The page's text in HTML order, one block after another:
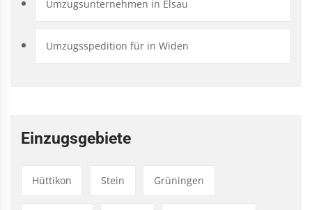
Umzugsunternehmen in Elsau
Umzugsspedition für in Widen
Einzugsgebiete
Hüttikon Stein Grüningen